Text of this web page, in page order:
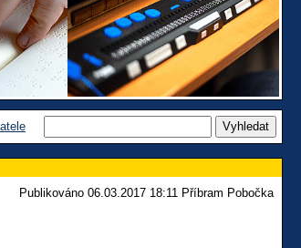
Publikováno 06.03.2017 18:11 Příbram Pobočka